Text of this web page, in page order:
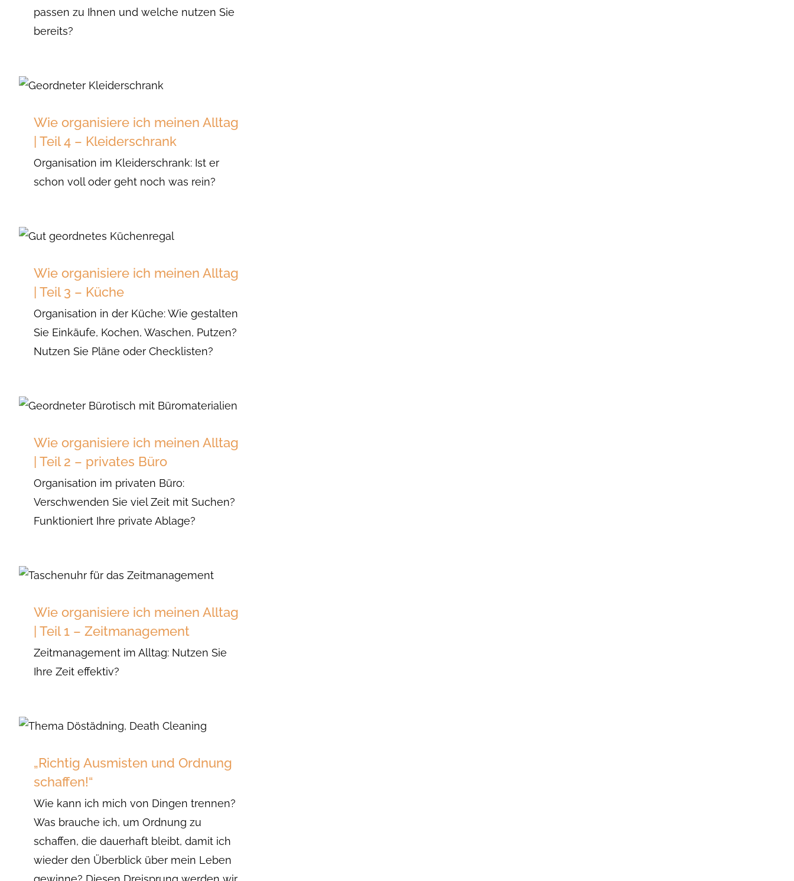
passen zu Ihnen und welche nutzen Sie
bereits?
Wie organisiere ich meinen Alltag
| Teil 4 – Kleiderschrank
Organisation im Kleiderschrank: Ist er
schon voll oder geht noch was rein?
Wie organisiere ich meinen Alltag
| Teil 3 – Küche
Organisation in der Küche: Wie gestalten
Sie Einkäufe, Kochen, Waschen, Putzen?
Nutzen Sie Pläne oder Checklisten?
Wie organisiere ich meinen Alltag
| Teil 2 – privates Büro
Organisation im privaten Büro:
Verschwenden Sie viel Zeit mit Suchen?
Funktioniert Ihre private Ablage?
Wie organisiere ich meinen Alltag
| Teil 1 – Zeitmanagement
Zeitmanagement im Alltag: Nutzen Sie
Ihre Zeit effektiv?
„Richtig Ausmisten und Ordnung
schaffen!“
Wie kann ich mich von Dingen trennen?
Was brauche ich, um Ordnung zu
schaffen, die dauerhaft bleibt, damit ich
wieder den Überblick über mein Leben